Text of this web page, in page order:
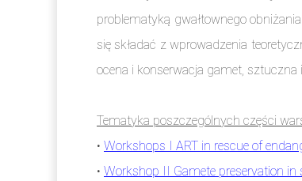
problematyką gwałtownego
się składać z wprowadzenia
ocena i konserwacja gamet,
Tematyka poszczególnych części
• Workshops I ART in rescue of
• Workshop II Gamete preservation in